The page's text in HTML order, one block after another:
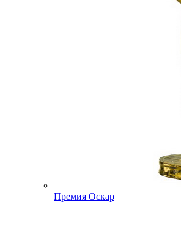
Премия Оскар